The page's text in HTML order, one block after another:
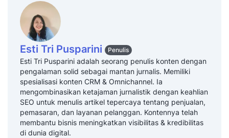
Esti Tri Pusparini Penulis
Esti Tri Pusparini adalah seorang penulis konten dengan
pengalaman solid sebagai mantan jurnalis. Memiliki
spesialisasi konten CRM & Omnichannel. Ia
mengombinasikan ketajaman jurnalistik dengan keahlian
SEO untuk menulis artikel tepercaya tentang penjualan,
pemasaran, dan layanan pelanggan. Kontennya telah
membantu bisnis meningkatkan visibilitas & kredibilitas
di dunia digital.